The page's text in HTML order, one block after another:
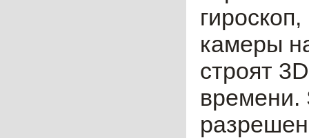
камеры
строят
времени.